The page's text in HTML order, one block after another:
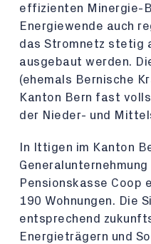
effizienten Minergie-
Energiewende auch
das Stromnetz stetig
ausgebaut werden.
(ehemals Bernische
Kanton Bern fast
der Nieder- und
In Ittigen im Kanton
Pensionskasse Coop
190 Wohnungen. Die
entsprechend
Energieträgern und